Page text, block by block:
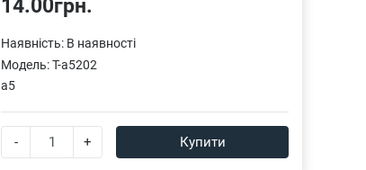
14.00грн.
Наявність: В наявності
Модель:T-a5202
a5
- + Купити